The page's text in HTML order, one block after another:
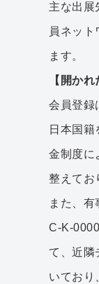
主な出展
員ネッ
ます。
【開か
会員登録
日本国
金制度に
整えてお
また、有
C-K-
て、近隣
いており